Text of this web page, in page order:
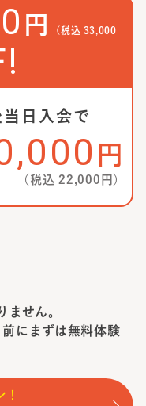
円 (税込 33,000
日入会で
円
（税込22,000 円）
ません。
に まずは無料体験
！